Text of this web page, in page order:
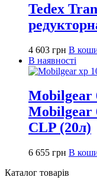
Tedex
4 603 грн В
В наявності
Mobilgear
Mobilgear
CLP (20л)
6 655 грн В
Каталог товарів